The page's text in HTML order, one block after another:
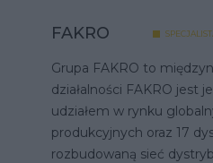
FAKRO
Grupa FAKRO to
działalności FAKRO jest
udziałem w rynku
produkcyjnych oraz 17
rozbudowaną sieć